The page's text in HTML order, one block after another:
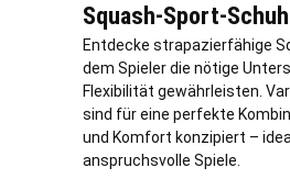
Squash-Sport-
Entdecke strapazierfähige
dem Spieler die nötige
Flexibilität gewährleisten.
sind für eine perfekte
und Komfort konzipiert –
anspruchsvolle Spiele.